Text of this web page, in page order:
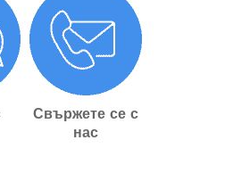
Свържете се с
нас